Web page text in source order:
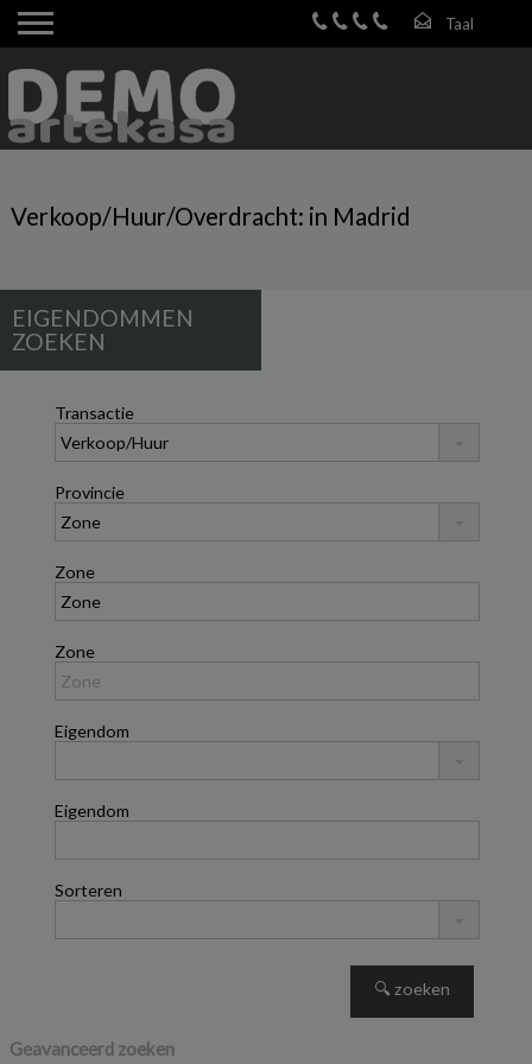
Verkoop/Huur/Overdracht: in Madrid
EIGENDOMMEN
ZOEKEN
Transactie
Provincie
Zone
Zone
Eigendom
Eigendom
Sorteren
Geavanceerd zoeken
SAN BARTOLOMÉ
Flats te koop